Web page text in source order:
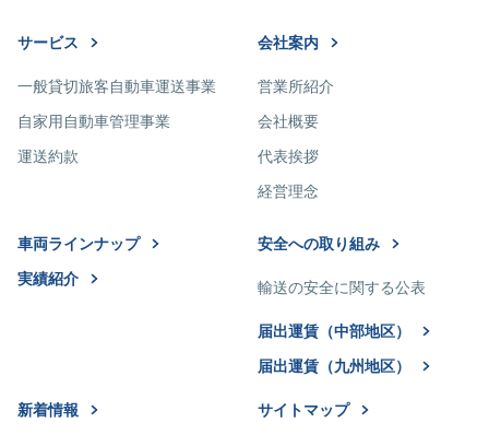
サービス
一般貸切旅客自動車運送事業
自家用自動車管理事業
運送約款
会社案内
営業所紹介
会社概要
代表挨拶
経営理念
車両ラインナップ
実績紹介
安全への取り組み
輸送の安全に関する公表
届出運賃（中部地区）
届出運賃（九州地区）
新着情報
サイトマップ